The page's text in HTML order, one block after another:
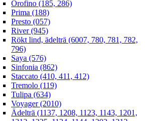
Orofino (185, 286)
Prima (188)
Presto (057)
River (945)
Rökt lind, ädelträ (6007, 780, 781, 782,
796)
Saya (576)
Sinfonia (862)
Staccato (410, 411, 412)
Tremolo (119)
Tulipa (634)
Voyager (2010)
Ädelträ (1137, 1208, 1123, 1143, 1201,